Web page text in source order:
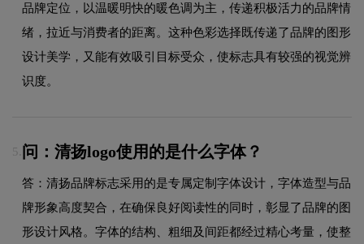
品牌定位，以温暖明快的暖色调为主，传递积极活力的品牌情
绪，拉近与消费者的距离。这种色彩选择既传递了品牌的图形
设计美学，又能有效吸引目标受众，使标志具有较强的视觉辨
识度。
5. 问：清扬logo使用的是什么字体？
答：清扬品牌标志采用的是专属定制字体设计，字体造型与品
牌形象高度契合，在确保良好阅读性的同时，彰显了品牌的图
形设计风格。字体的结构、粗细及间距都经过精心考量，使整